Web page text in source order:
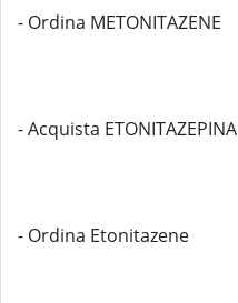
- Ordina METONITAZENE
- Acquista ETONITAZEPINA
- Ordina Etonitazene